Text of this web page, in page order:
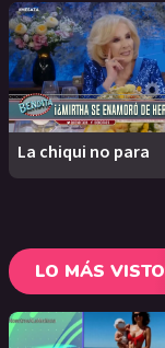
La chiqui no para
LO MÁS VISTO